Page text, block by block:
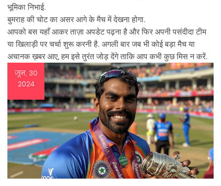
भूमिका निभाई.
बुमराह की चोट का असर आगे के मैच में देखना होगा.
आपको बस यहाँ आकर ताज़ा अपडेट पढ़ना है और फिर अपनी पसंदीदा टीम
या खिलाड़ी पर चर्चा शुरू करनी है. अगली बार जब भी कोई बड़ा मैच या
अचानक ख़बर आए, हम इसे तुरंत जोड़ देंगे ताकि आप कभी कुछ मिस न करें.
जून, 30
2024